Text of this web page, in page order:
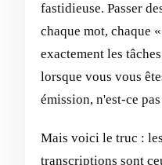
fastidieuse. Passer
chaque mot, chaque
exactement les
lorsque vous vous
émission, n'est-ce pas
Mais voici le truc :
transcriptions sont